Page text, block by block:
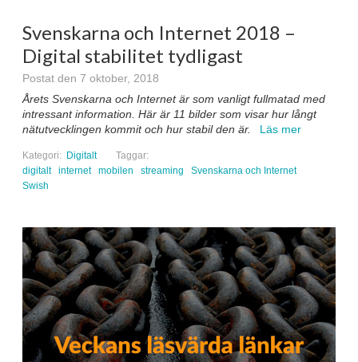
Svenskarna och Internet 2018 –
Digital stabilitet tydligast
Postat den 7 oktober, 2018
Årets Svenskarna och Internet är som vanligt fullmatad med
intressant information. Här är 11 bilder som visar hur långt
nätutvecklingen kommit och hur stabil den är.
Läs mer
Kategori: Digitalt
Taggar:
digitalt
internet mobilen streaming
Svenskarna och Internet
Swish